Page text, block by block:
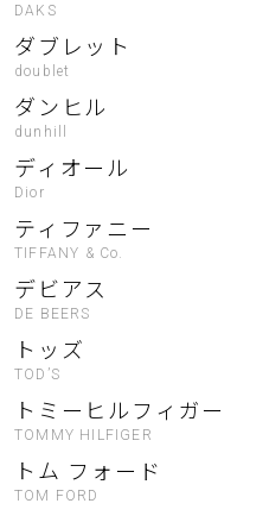
DAKS
ダブレット
doublet
ダンヒル
dunhill
ディオール
Dior
ティファニー
TIFFANY & Co.
デビアス
DE BEERS
トッズ
TOD’S
トミーヒルフィガー
TOMMY HILFIGER
トム フォード
TOM FORD